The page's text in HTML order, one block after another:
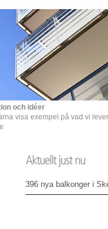
och idéer
visa exempel på vad vi
396 nya balkonger i